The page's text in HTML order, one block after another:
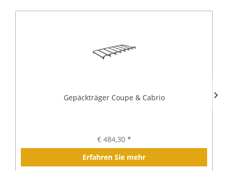
Gepäckträger Coupe & Cabrio
€ 484,30 *
Erfahren Sie mehr